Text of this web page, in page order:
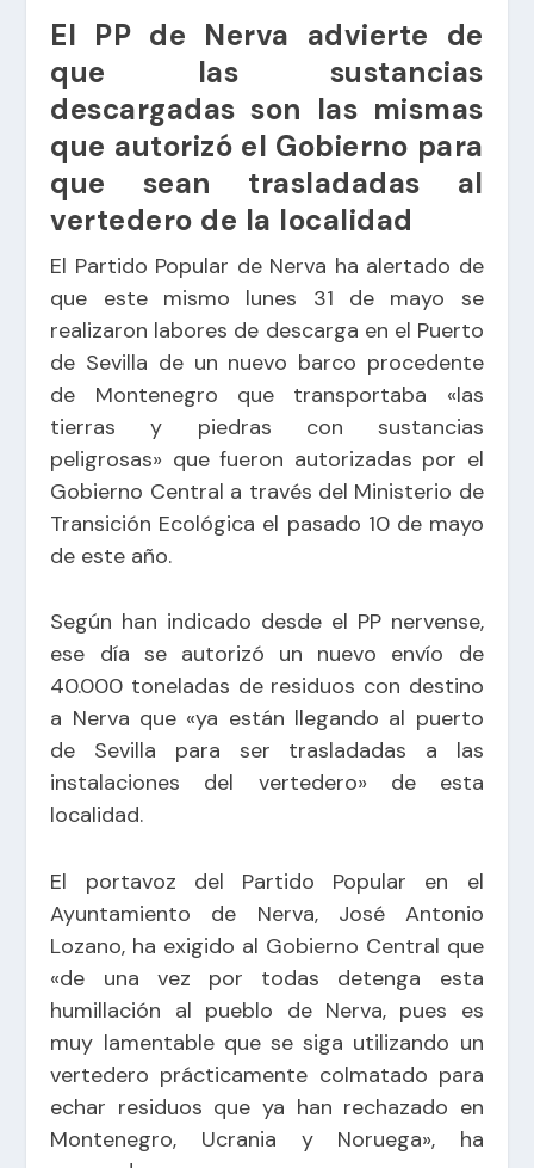
El PP de Nerva advierte de
que las sustancias
descargadas son las mismas
que autorizó el Gobierno para
que sean trasladadas al
vertedero de la localidad
El Partido Popular de Nerva ha alertado de
que este mismo lunes 31 de mayo se
realizaron labores de descarga en el Puerto
de Sevilla de un nuevo barco procedente
de Montenegro que transportaba «las
tierras y piedras con sustancias
peligrosas» que fueron autorizadas por el
Gobierno Central a través del Ministerio de
Transición Ecológica el pasado 10 de mayo
de este año.
Según han indicado desde el PP nervense,
ese día se autorizó un nuevo envío de
40.000 toneladas de residuos con destino
a Nerva que «ya están llegando al puerto
de Sevilla para ser trasladadas a las
instalaciones del vertedero» de esta
localidad.
El portavoz del Partido Popular en el
Ayuntamiento de Nerva, José Antonio
Lozano, ha exigido al Gobierno Central que
«de una vez por todas detenga esta
humillación al pueblo de Nerva, pues es
muy lamentable que se siga utilizando un
vertedero prácticamente colmatado para
echar residuos que ya han rechazado en
Montenegro, Ucrania y Noruega», ha